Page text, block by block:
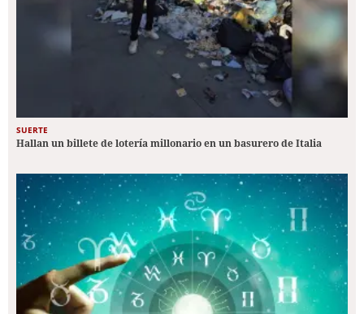
SUERTE
Hallan un billete de lotería millonario en un basurero de Italia